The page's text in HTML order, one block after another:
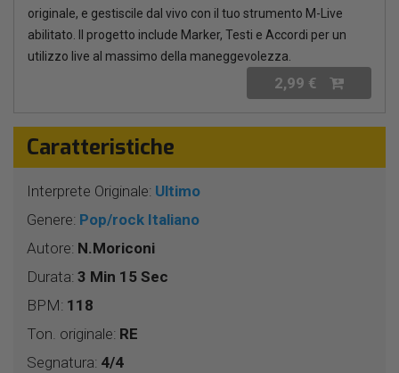
originale, e gestiscile dal vivo con il tuo strumento M-Live
abilitato. Il progetto include Marker, Testi e Accordi per un
utilizzo live al massimo della maneggevolezza.
2,99 €
Caratteristiche
Interprete Originale: Ultimo
Genere: Pop/rock Italiano
Autore: N.Moriconi
Durata: 3 Min 15 Sec
BPM: 118
Ton. originale: RE
Segnatura: 4/4